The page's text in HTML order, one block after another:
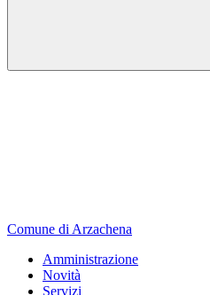
Comune di Arzachena
Amministrazione
Novità
Servizi